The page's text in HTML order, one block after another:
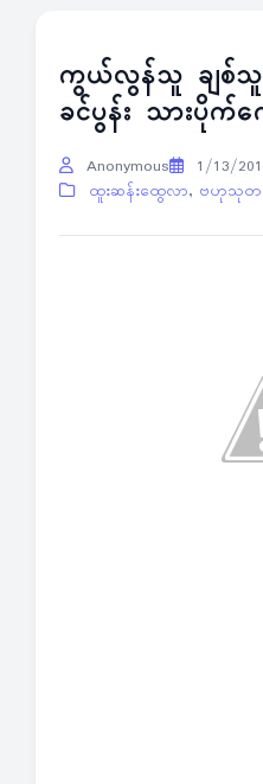
ကွယ်လွန်သူ ချစ်သူ
ခင်ပွန်း သားပိုက်
Anonymous
1/13/
ထူးဆန်းထွေလာ, ဗဟုသုတ